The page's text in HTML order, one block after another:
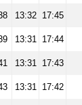
13:32 17:45
13:31 17:44
13:31 17:43
13:31 17:42